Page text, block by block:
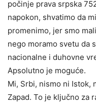
počinje prava srpska
napokon, shvatimo da
promenimo, jer smo
nego moramo svetu da
nacionalne i duhovne
Apsolutno je moguće.
Mi, Srbi, nismo ni Istok,
Zapad. To je ključno za